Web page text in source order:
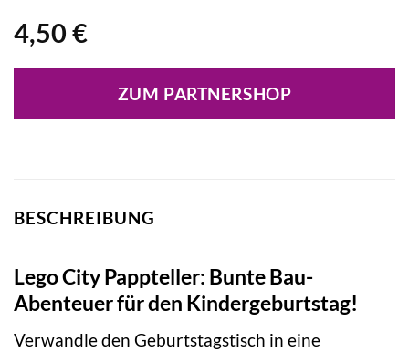
4,50 €
ZUM PARTNERSHOP
BESCHREIBUNG
Lego City Pappteller: Bunte Bau-
Abenteuer für den Kindergeburtstag!
Verwandle den Geburtstagstisch in eine